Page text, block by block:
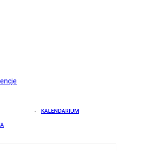
KALENDARIUM